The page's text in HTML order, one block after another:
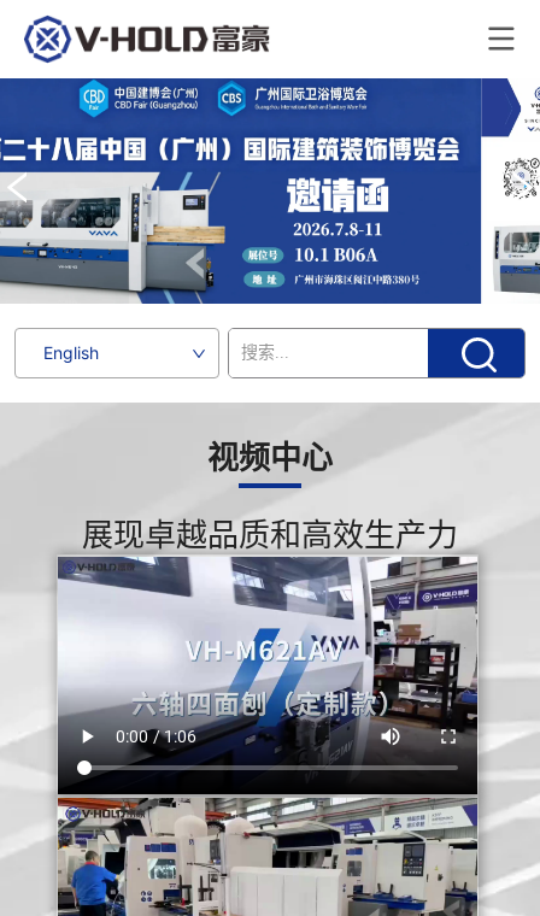
English
视频中心
展现卓越品质和高效生产力